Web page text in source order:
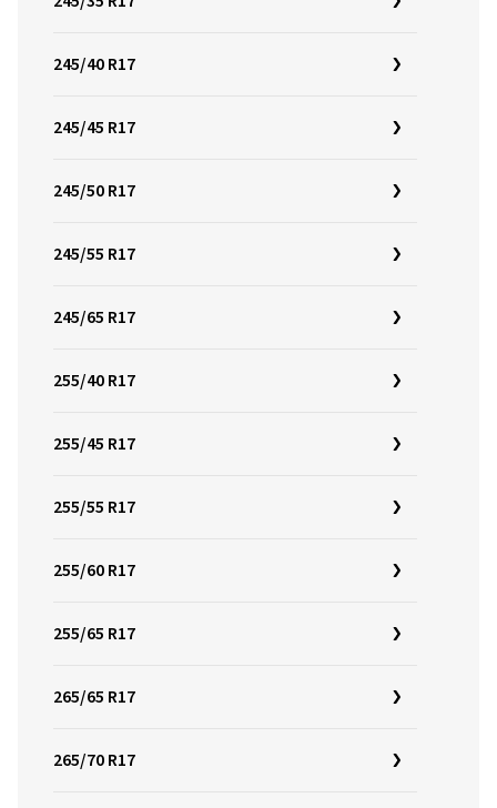
245/40 R17
245/45 R17
245/50 R17
245/55 R17
245/65 R17
255/40 R17
255/45 R17
255/55 R17
255/60 R17
255/65 R17
265/65 R17
265/70 R17